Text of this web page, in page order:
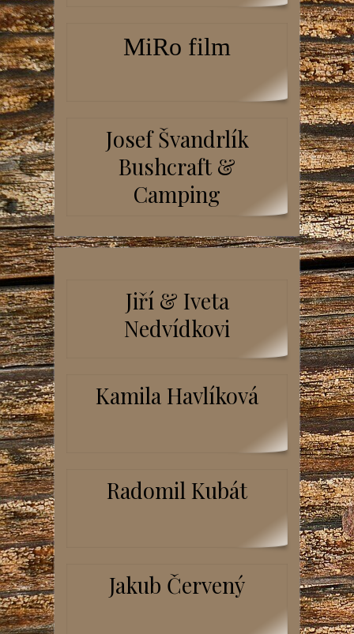
MiRo film
Josef Švandrlík
Bushcraft &
Camping
Jiří & Iveta
Nedvídkovi
Kamila Havlíková
Radomil Kubát
Jakub Červený